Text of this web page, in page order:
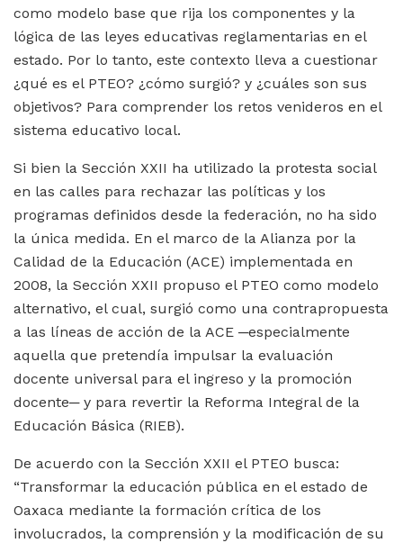
como modelo base que rija los componentes y la
lógica de las leyes educativas reglamentarias en el
estado. Por lo tanto, este contexto lleva a cuestionar
¿qué es el PTEO? ¿cómo surgió? y ¿cuáles son sus
objetivos? Para comprender los retos venideros en el
sistema educativo local.
Si bien la Sección XXII ha utilizado la protesta social
en las calles para rechazar las políticas y los
programas definidos desde la federación, no ha sido
la única medida. En el marco de la Alianza por la
Calidad de la Educación (ACE) implementada en
2008, la Sección XXII propuso el PTEO como modelo
alternativo, el cual, surgió como una contrapropuesta
a las líneas de acción de la ACE ─especialmente
aquella que pretendía impulsar la evaluación
docente universal para el ingreso y la promoción
docente─ y para revertir la Reforma Integral de la
Educación Básica (RIEB).
De acuerdo con la Sección XXII el PTEO busca:
“Transformar la educación pública en el estado de
Oaxaca mediante la formación crítica de los
involucrados, la comprensión y la modificación de su